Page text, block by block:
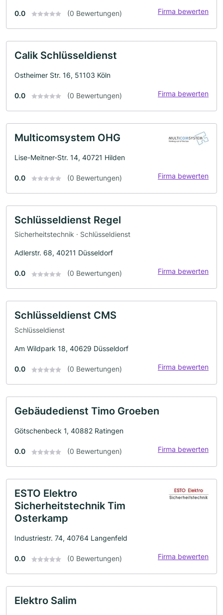
0.0 (0 Bewertungen) Firma bewerten
Calik Schlüsseldienst
Ostheimer Str. 16, 51103 Köln
0.0 (0 Bewertungen) Firma bewerten
Multicomsystem OHG
Lise-Meitner-Str. 14, 40721 Hilden
0.0 (0 Bewertungen) Firma bewerten
Schlüsseldienst Regel
Sicherheitstechnik · Schlüsseldienst
Adlerstr. 68, 40211 Düsseldorf
0.0 (0 Bewertungen) Firma bewerten
Schlüsseldienst CMS
Schlüsseldienst
Am Wildpark 18, 40629 Düsseldorf
0.0 (0 Bewertungen) Firma bewerten
Gebäudedienst Timo Groeben
Götschenbeck 1, 40882 Ratingen
0.0 (0 Bewertungen) Firma bewerten
ESTO Elektro
Sicherheitstechnik Tim
Osterkamp
Industriestr. 74, 40764 Langenfeld
0.0 (0 Bewertungen) Firma bewerten
Elektro Salim